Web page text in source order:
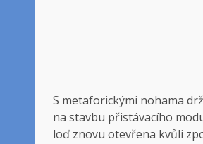
S metaforickými nohama
na stavbu přistávacího
loď znovu otevřena kvůli